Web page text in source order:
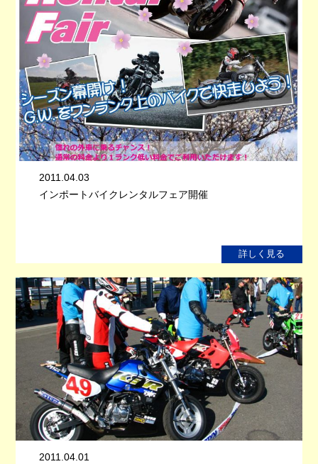
2011.04.03
インポートバイクレンタルフェア開催
詳しく見る
2011.04.01